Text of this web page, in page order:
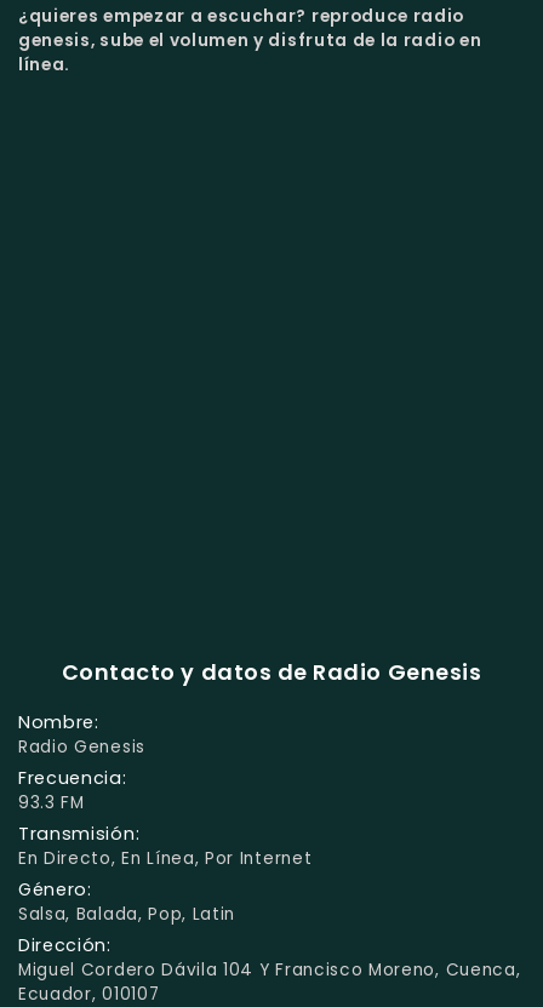
¿quieres empezar a escuchar? reproduce radio
genesis, sube el volumen y disfruta de la radio en
línea.
Contacto y datos de Radio Genesis
Nombre:
Radio Genesis
Frecuencia:
93.3 FM
Transmisión:
En Directo, En Línea, Por Internet
Género:
Salsa, Balada, Pop, Latin
Dirección:
Miguel Cordero Dávila 104 Y Francisco Moreno, Cuenca,
Ecuador, 010107